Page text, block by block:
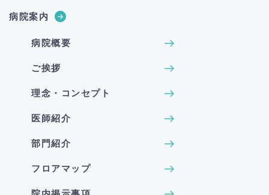
病院案内
病院概要
ご挨拶
理念・コンセプト
医師紹介
部門紹介
フロアマップ